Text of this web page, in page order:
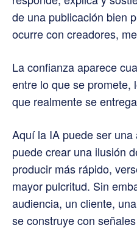
de una publicación bien
ocurre con creadores,
La confianza aparece
entre lo que se promete,
que realmente se
Aquí la IA puede ser
puede crear una ilusión
producir más rápido,
mayor pulcritud. Sin
audiencia, un cliente,
se construye con